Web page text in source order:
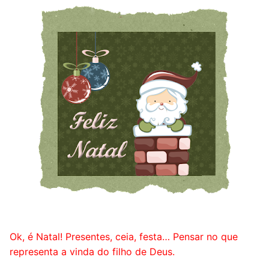
Ok, é Natal! Presentes, ceia, festa… Pensar no que
representa a vinda do filho de Deus.